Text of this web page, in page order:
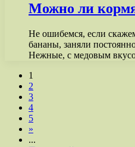
Можно ли
Не ошибемся, если
бананы, заняли
Нежные, с медовым
1
2
3
4
5
»
...